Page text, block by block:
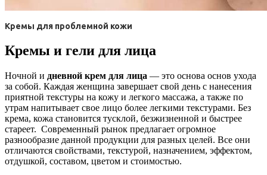
Кремы для проблемной кожи
Кремы и гели для лица
Ночной и дневной крем для лица — это основа основ ухода
за собой. Каждая женщина завершает свой день с нанесения
приятной текстуры на кожу и легкого массажа, а также по
утрам напитывает свое лицо более легкими текстурами. Без
крема, кожа становится тусклой, безжизненной и быстрее
стареет. Современный рынок предлагает огромное
разнообразие данной продукции для разных целей. Все они
отличаются свойствами, текстурой, назначением, эффектом,
отдушкой, составом, цветом и стоимостью.